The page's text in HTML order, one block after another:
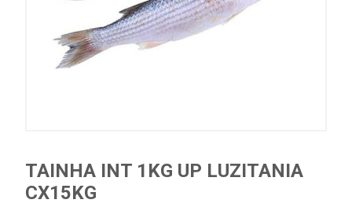
TAINHA INT 1KG UP LUZITANIA
CX15KG